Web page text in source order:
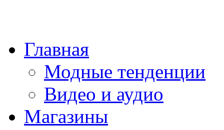
Главная
Модные тенденции
Видео и аудио
Магазины